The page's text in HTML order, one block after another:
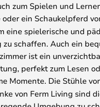
zum Spielen und
oder ein Schaukelpferd
eine spielerische und
zu schaffen. Auch ein
ist ein
perfekt zum Lesen
Momente. Die Stühle
von Ferm Living sind